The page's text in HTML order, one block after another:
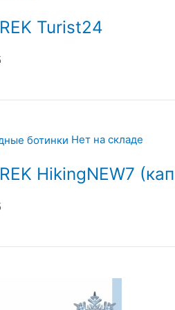
Turist24
Нет на складе
HikingNEW7